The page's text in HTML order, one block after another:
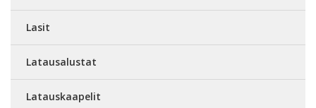
Lasit
Latausalustat
Latauskaapelit